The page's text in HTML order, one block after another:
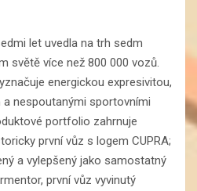
let uvedla na trh sedm
světě více než 800 000 vozů.
energickou expresivitou,
nespoutanými sportovními
portfolio zahrnuje
první vůz s logem CUPRA;
a vylepšený jako samostatný
první vůz vyvinutý